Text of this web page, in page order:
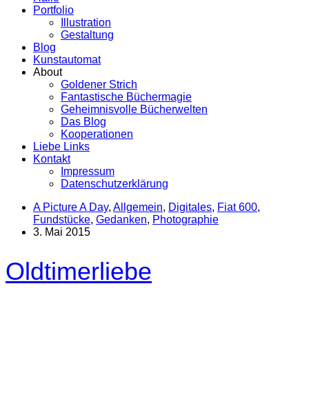
Portfolio
Illustration
Gestaltung
Blog
Kunstautomat
About
Goldener Strich
Fantastische Büchermagie
Geheimnisvolle Bücherwelten
Das Blog
Kooperationen
Liebe Links
Kontakt
Impressum
Datenschutzerklärung
A Picture A Day, Allgemein, Digitales, Fiat 600,
Fundstücke, Gedanken, Photographie
3. Mai 2015
Oldtimerliebe